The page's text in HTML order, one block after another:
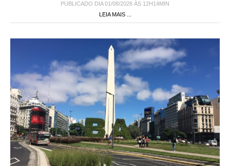
PUBLICADO DIA 01/08/2026 ÀS 12H14MIN
LEIA MAIS ...